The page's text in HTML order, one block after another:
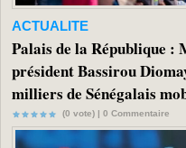
ACTUALITE
Palais de la République
président Bassirou
milliers de Sénégalais
(0 vote) | 0 Commentaire